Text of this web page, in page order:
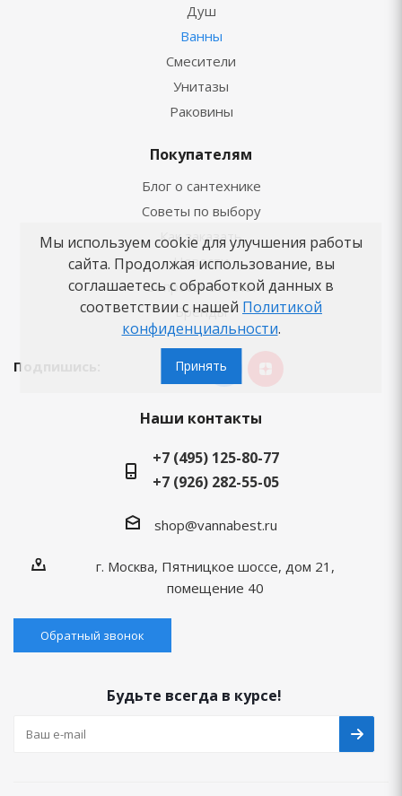
Душ
Ванны
Смесители
Унитазы
Раковины
Покупателям
Блог о сантехнике
Советы по выбору
Как заказать
Новости
Вопросы-ответы
Бренды
Подпишись:
Наши контакты
+7 (495) 125-80-77
+7 (926) 282-55-05
shop@vannabest.ru
г. Москва, Пятницкое шоссе, дом 21,
помещение 40
Обратный звонок
Будьте всегда в курсе!
Мы используем cookie для улучшения работы
сайта. Продолжая использование, вы
соглашаетесь с обработкой данных в
соответствии с нашей Политикой
конфиденциальности.
Принять